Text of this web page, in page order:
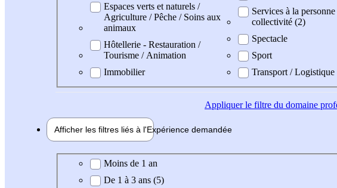
Espaces verts et naturels /
Agriculture / Pêche / Soins aux
animaux
Hôtellerie - Restauration /
Tourisme / Animation
Immobilier
Services à la personne
collectivité (2)
Spectacle
Sport
Transport / Logistique
Appliquerle filtre du domaine
Afficher les filtres liés à l'Expérience demandée
Expérience demandée
Moins de 1 an
De 1 à 3 ans (5)